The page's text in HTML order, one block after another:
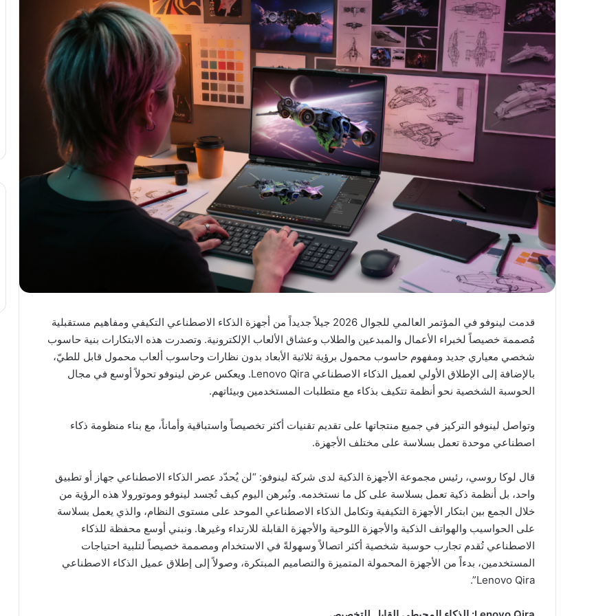
قدمت لينوفو في المؤتمر العالمي للجوال 2026 جيلاً جديداً من أجهزة الذكاء الاصطناعي التكيفي ومفاهيم مستقبلية
مُصممة خصيصاً لخبراء الأعمال والمبدعين والطلاب وعشاق الألعاب الإلكترونية. وتصدرت هذه الابتكارات بنية حاسوب
شخصي معياري جديد ومفهوم حاسوب محمول برؤية ثلاثية الأبعاد بدون نظارات وحاسوب ألعاب محمول قابل للطيّ،
بالإضافة إلى الإطلاق الأولي لعميل الذكاء الاصطناعي Lenovo Qira. ويعكس عرض لينوفو تحولاً أوسع في مجال
الحوسبة الشخصية نحو أنظمة تتكيف بذكاء مع متطلبات المستخدمين وبيئاتهم.
وتواصل لينوفو التركيز في جميع منتجاتها على تقديم تقنيات أكثر تخصيصاً واستباقية وأماناً، مع بناء منظومة ذكاء
اصطناعي موحدة تعمل بسلاسة على مختلف الأجهزة.
قال لوكا روسي، رئيس مجموعة الأجهزة الذكية لدى شركة لينوفو: “لن يُحدّد عصر الذكاء الاصطناعي جهاز أو تطبيق
واحد، بل أنظمة ذكية تعمل بسلاسة على كل ما نستخدمه. ونُبرهن اليوم كيف تُجسد لينوفو وموتورولا هذه الرؤية من
خلال الجمع بين ابتكار الأجهزة التكيفية وتكامل الذكاء الاصطناعي الموحد على مستوى النظام، والذي يعمل بسلاسة
على الحواسيب والهواتف الذكية والأجهزة اللوحية والأجهزة القابلة للارتداء وغيرها. ونبني أوسع محفظة للذكاء
الاصطناعي تُقدم تجارب حوسبة شخصية أكثر اتصالاً وسهولةً في الاستخدام ومصممة خصيصاً لتلبية احتياجات
المستخدمين، بدءاً من الأجهزة المحمولة المتميزة والتصاميم المبتكرة، وصولاً إلى إطلاق عميل الذكاء الاصطناعي
Lenovo Qira”.